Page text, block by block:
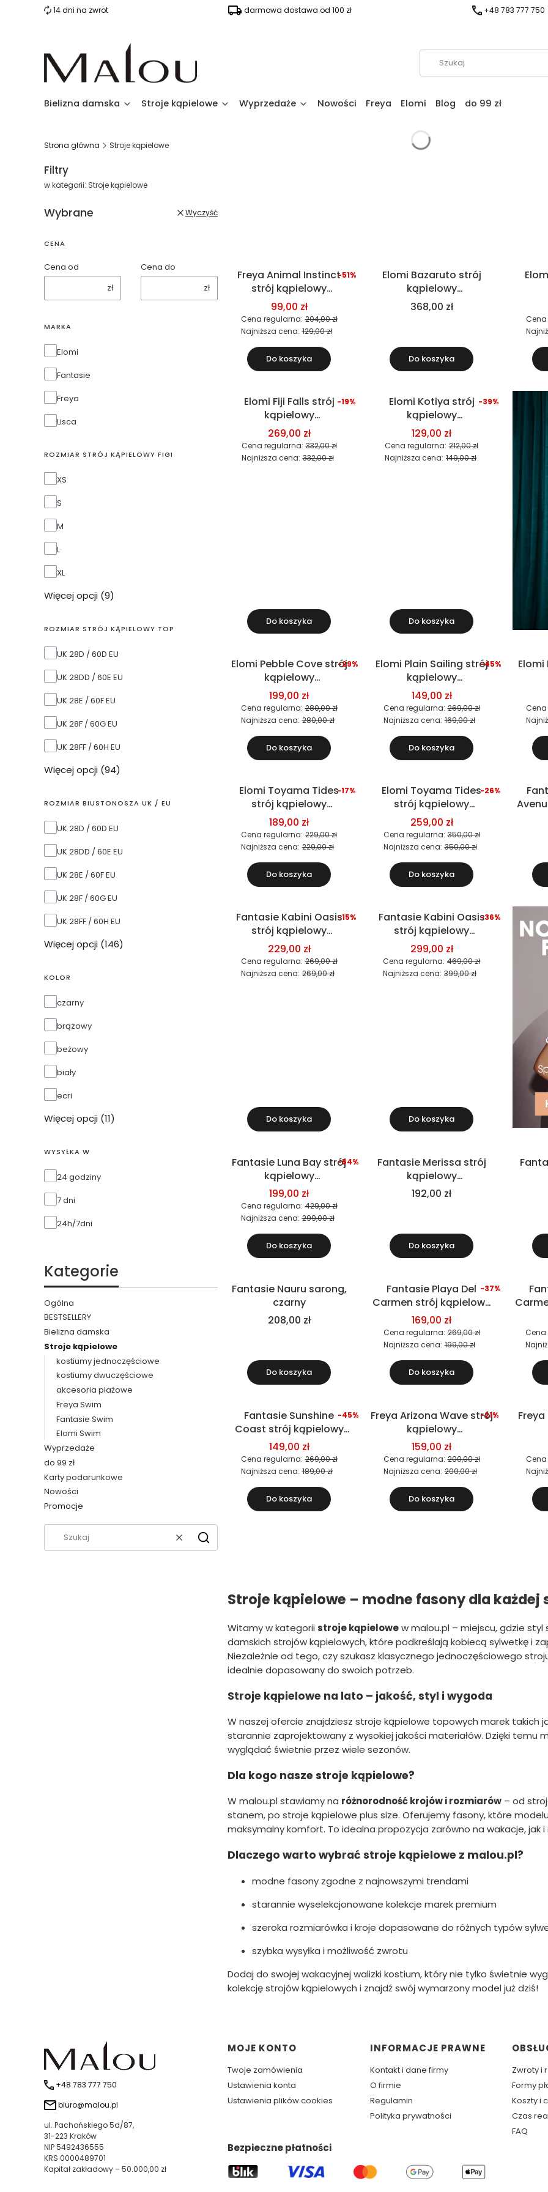
14 dni na zwrot darmowa dostawa od 100 zł +48 783 777 750
Bielizna damska Stroje kąpielowe Wyprzedaże Nowości Freya Elomi Blog do 99 zł
Strona główna Stroje kąpielowe
Filtry
w kategorii: Stroje kąpielowe
Wybrane Wyczyść
CENA
Cena od
zł
Cena do
zł
MARKA
Marka
Elomi
Fantasie
Freya
Lisca
ROZMIAR STRÓJ KĄPIELOWY FIGI
Rozmiar strój kąpielowy figi
XS
S
M
L
XL
Więcej opcji (9)
ROZMIAR STRÓJ KĄPIELOWY TOP
Rozmiar strój kąpielowy TOP
UK 28D / 60D EU
UK 28DD / 60E EU
UK 28E / 60F EU
UK 28F / 60G EU
UK 28FF / 60H EU
Więcej opcji (94)
ROZMIAR BIUSTONOSZA UK / EU
Rozmiar biustonosza UK / EU
UK 28D / 60D EU
UK 28DD / 60E EU
UK 28E / 60F EU
UK 28F / 60G EU
UK 28FF / 60H EU
Więcej opcji (146)
KOLOR
kolorczarny
brązowy
beżowy
biały
ecri
Więcej opcji (11)
WYSYŁKA W
Wysyłka w
24 godziny
7 dni
24h/7dni
Kategorie
Ogólna
BESTSELLERY
Bielizna damska
Stroje kąpielowe
kostiumy jednoczęściowe
kostiumy dwuczęściowe
akcesoria plażowe
Freya Swim
Fantasie Swim
Elomi Swim
Wyprzedaże
do 99 zł
Karty podarunkowe
Nowości
Promocje
Koniec menu
WyczyśćSzukaj
Okazja
Freya Animal Instinct
strój kąpielowy
dwuczęściowy
(biustonosz)
99,00 zł
Cena regularna: 204,00 zł
-51%
Najniższa cena: 129,00 zł
Do koszyka
Elomi Bazaruto strój
kąpielowy
jednoczęściowy, czarny
368,00 zł
Do koszyka
Okazja
OkazjaElomi Fiji Falls strój
kąpielowy
jednoczęściowy
269,00 zł
Cena regularna: 332,00 zł
-19%
Najniższa cena: 332,00 zł
Do koszyka
OkazjaElomi Kotiya strój
kąpielowy
dwuczęściowy
(biustonosz)
129,00 zł
Cena regularna: 212,00 zł
-39%
Najniższa cena: 149,00 zł
Do koszyka
Okazja
Elomi Pebble Cove strój
kąpielowy
dwuczęściowy
(biustonosz)
199,00 zł
Cena regularna: 280,00 zł
-29%
Najniższa cena: 280,00 zł
Do koszyka
Okazja
Elomi Plain Sailing strój
kąpielowy
dwuczęściowy
(biustonosz)
149,00 zł
Cena regularna: 269,00 zł
-45%
Najniższa cena: 169,00 zł
Do koszyka
Okazja
Okazja
Elomi Toyama Tides
strój kąpielowy
dwuczęściowy
(biustonosz)
189,00 zł
Cena regularna: 229,00 zł
-17%
Najniższa cena: 229,00 zł
Do koszyka
Okazja
Elomi Toyama Tides
strój kąpielowy
jednoczęściowy
259,00 zł
Cena regularna: 350,00 zł
-26%
Najniższa cena: 350,00 zł
Do koszyka
Okazja
Fantasie Kabini Oasis
strój kąpielowy
dwuczęściowy
(biustonosz)
229,00 zł
Cena regularna: 269,00 zł
-15%
Najniższa cena: 269,00 zł
Do koszyka
Okazja
Fantasie Kabini Oasis
strój kąpielowy
jednoczęściowy
299,00 zł
Cena regularna: 469,00 zł
-36%
Najniższa cena: 399,00 zł
Do koszyka
Okazja
Fantasie Luna Bay strój
kąpielowy
jednoczęściowy, czarny
199,00 zł
Cena regularna: 429,00 zł
-54%
Najniższa cena: 299,00 zł
Do koszyka
Nowość
Fantasie Merissa strój
kąpielowy
dwuczęściowy
(biustonosz)
192,00 zł
Do koszyka
Fantasie Nauru sarong,
czarny
208,00 zł
Do koszyka
OkazjaFantasie Playa Del
Carmen strój kąpielowy
dwuczęściowy
(biustonosz)
169,00 zł
Cena regularna: 269,00 zł
-37%
Najniższa cena: 199,00 zł
Do koszyka
Okazja
Cena
OkazjaFantasie Sunshine
Coast strój kąpielowy
dwuczęściowy
(biustonosz)
149,00 zł
Cena regularna: 269,00 zł
-45%
Najniższa cena: 189,00 zł
Do koszyka
Okazja
Freya Arizona Wave strój
kąpielowy
dwuczęściowy
(biustonosz)
159,00 zł
Cena regularna: 200,00 zł
-21%
Najniższa cena: 200,00 zł
Do koszyka
Okazja
Stroje kąpielowe – modne fasony dla każdej
Witamy w kategorii stroje kąpielowew malou.pl – miejscu, gdzie
damskich strojów kąpielowych, które podkreślają kobiecą sylwetkę i
Niezależnie od tego, czy szukasz klasycznego jednoczęściowego
idealnie dopasowany do swoich potrzeb.
Stroje kąpielowe na lato – jakość, styl i wygoda
W naszej ofercie znajdziesz stroje kąpielowe topowych marek takich
starannie zaprojektowany z wysokiej jakości materiałów. Dzięki temu
wyglądać świetnie przez wiele sezonów.
Dla kogo nasze stroje kąpielowe?
W malou.pl stawiamy na różnorodność krojów i rozmiarów – od
stanem, po stroje kąpielowe plus size. Oferujemy fasony, które
maksymalny komfort. To idealna propozycja zarówno na wakacje, jak
Dlaczego warto wybrać stroje kąpielowe z malou.pl?
modne fasony zgodne z najnowszymi trendami
starannie wyselekcjonowane kolekcje marek premium
szeroka rozmiarówka i kroje dopasowane do różnych typów
szybka wysyłka i możliwość zwrotu
Dodaj do swojej wakacyjnej walizki kostium, który nie tylko świetnie
kolekcję strojów kąpielowych i znajdź swój wymarzony model już dziś!
+48 783 777 750
biuro@malou.pl
ul. Pachońskiego 5d/87,
31-223 Kraków
NIP 5492436555
KRS 0000489701
Kapitał zakładowy – 50.000,00 zł
Linki w stopce
MOJE KONTO
Twoje zamówienia
Ustawienia konta
Ustawienia plików cookies
INFORMACJE PRAWNE
Kontakt i dane firmy
O firmie
Regulamin
Polityka prywatności
Zwroty i
Formy
Koszty i
Czas
FAQ
Bezpieczne płatności